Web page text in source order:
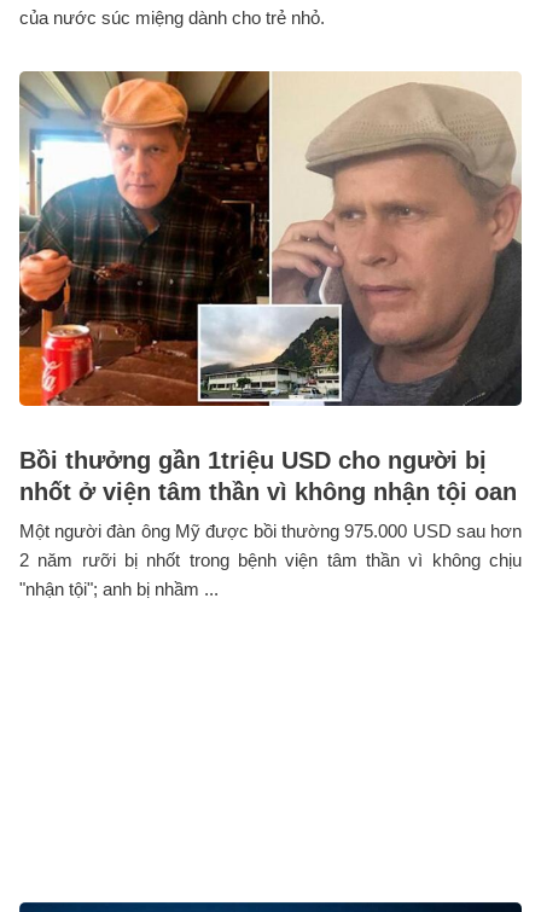
của nước súc miệng dành cho trẻ nhỏ.
Bồi thưởng gần 1triệu USD cho người bị
nhốt ở viện tâm thần vì không nhận tội oan
Một người đàn ông Mỹ được bồi thường 975.000 USD sau hơn
2 năm rưỡi bị nhốt trong bệnh viện tâm thần vì không chịu
"nhận tội"; anh bị nhầm ...